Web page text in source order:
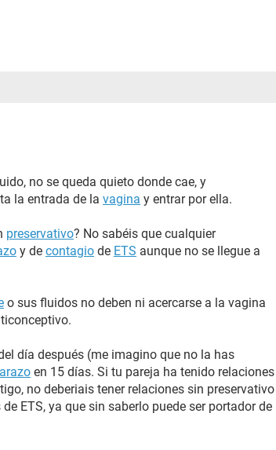
no se queda quieto donde cae, y
la entrada de la vagina y entrar por ella.
preservativo? No sabéis que cualquier
y de contagio de ETS aunque no se llegue a
o sus fluidos no deben ni acercarse a la vagina
día después (me imagino que no la has
en 15 días. Si tu pareja ha tenido relaciones
no deberiais tener relaciones sin preservativo
ETS, ya que sin saberlo puede ser portador de